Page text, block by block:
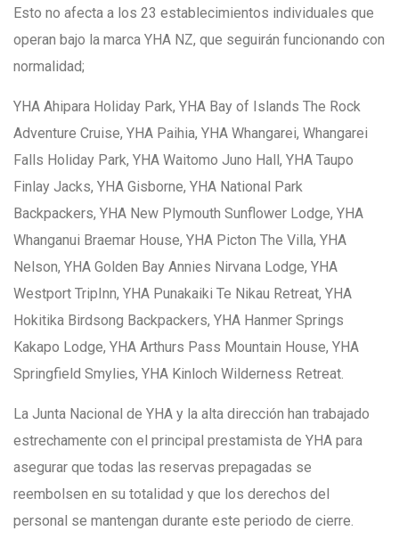
Esto no afecta a los 23 establecimientos individuales que
operan bajo la marca YHA NZ, que seguirán funcionando con
normalidad;
YHA Ahipara Holiday Park, YHA Bay of Islands The Rock
Adventure Cruise, YHA Paihia, YHA Whangarei, Whangarei
Falls Holiday Park, YHA Waitomo Juno Hall, YHA Taupo
Finlay Jacks, YHA Gisborne, YHA National Park
Backpackers, YHA New Plymouth Sunflower Lodge, YHA
Whanganui Braemar House, YHA Picton The Villa, YHA
Nelson, YHA Golden Bay Annies Nirvana Lodge, YHA
Westport TripInn, YHA Punakaiki Te Nikau Retreat, YHA
Hokitika Birdsong Backpackers, YHA Hanmer Springs
Kakapo Lodge, YHA Arthurs Pass Mountain House, YHA
Springfield Smylies, YHA Kinloch Wilderness Retreat.
La Junta Nacional de YHA y la alta dirección han trabajado
estrechamente con el principal prestamista de YHA para
asegurar que todas las reservas prepagadas se
reembolsen en su totalidad y que los derechos del
personal se mantengan durante este periodo de cierre.